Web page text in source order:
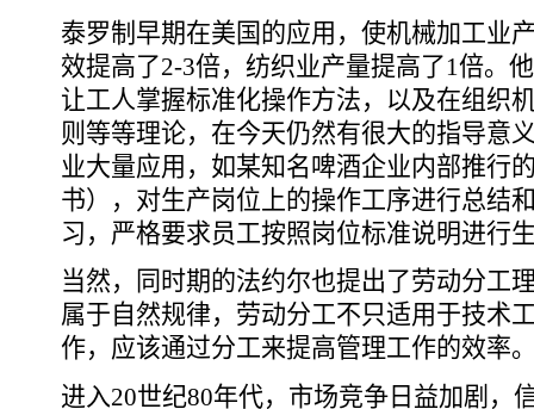
泰罗制早期在美国的应用，使机械加工业
效提高了2-3倍，纺织业产量提高了1倍。
让工人掌握标准化操作方法，以及在组织
则等等理论，在今天仍然有很大的指导意
业大量应用，如某知名啤酒企业内部推行
书），对生产岗位上的操作工序进行总结
习，严格要求员工按照岗位标准说明进行
当然，同时期的法约尔也提出了劳动分工
属于自然规律，劳动分工不只适用于技术
作，应该通过分工来提高管理工作的效率
进入20世纪80年代，市场竞争日益加剧，